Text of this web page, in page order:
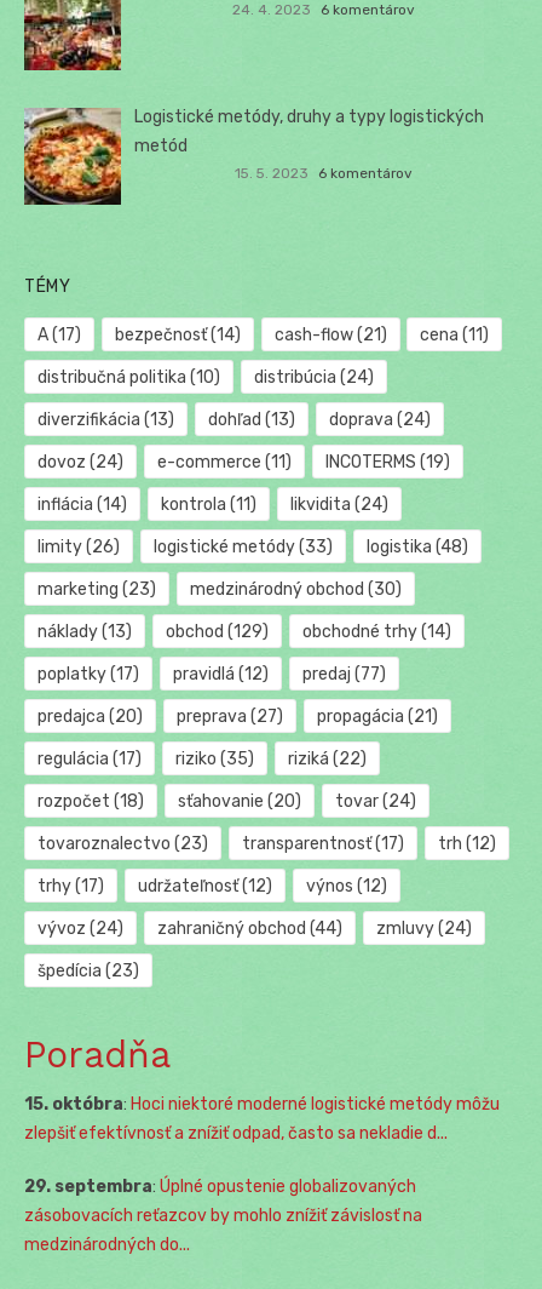
24. 4. 2023 6 komentárov
Logistické metódy, druhy a typy logistických
metód
15. 5. 2023 6 komentárov
TÉMY
A(17) bezpečnosť(14) cash-flow(21) cena (11)
distribučná politika (10) distribúcia (24)
diverzifikácia (13) dohľad (13) doprava (24)
dovoz (24) e-commerce (11) INCOTERMS (19)
inflácia (14) kontrola (11) likvidita (24)
limity(26) logistické metódy(33) logistika (48)
marketing (23) medzinárodný obchod (30)
náklady(13) obchod (129) obchodné trhy(14)
poplatky(17) pravidlá (12) predaj (77)
predajca (20) preprava (27) propagácia (21)
regulácia (17) riziko (35) riziká (22)
rozpočet (18) sťahovanie (20) tovar(24)
tovaroznalectvo (23) transparentnosť(17) trh (12)
trhy(17) udržateľnosť(12) výnos (12)
vývoz (24) zahraničný obchod (44) zmluvy(24)
špedícia (23)
Poradňa
15. októbra: Hoci niektoré moderné logistické metódy môžu
zlepšiť efektívnosť a znížiť odpad, často sa nekladie d...
29. septembra: Úplné opustenie globalizovaných
zásobovacích reťazcov by mohlo znížiť závislosť na
medzinárodných do...